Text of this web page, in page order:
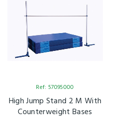
Ref: 57095000
High Jump Stand 2 M With
Counterweight Bases